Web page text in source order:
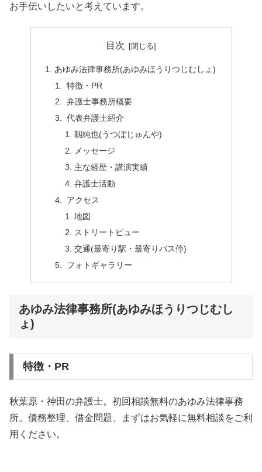
お手伝いしたいと考えています。
目次
あゆみ法律事務所(あゆみほうりつじむしょ)
特徴・PR
弁護士事務所概要
代表弁護士紹介
靱純也(うつぼじゅんや)
メッセージ
主な経歴・講演実績
弁護士活動
アクセス
地図
ストリートビュー
交通(最寄り駅・最寄りバス停)
フォトギャラリー
あゆみ法律事務所(あゆみほうりつじむし
ょ)
特徴・PR
秋葉原・神田の弁護士。初回相談無料のあゆみ法律事務
所。債務整理、借金問題、まずはお気軽に無料相談をご利
用ください。